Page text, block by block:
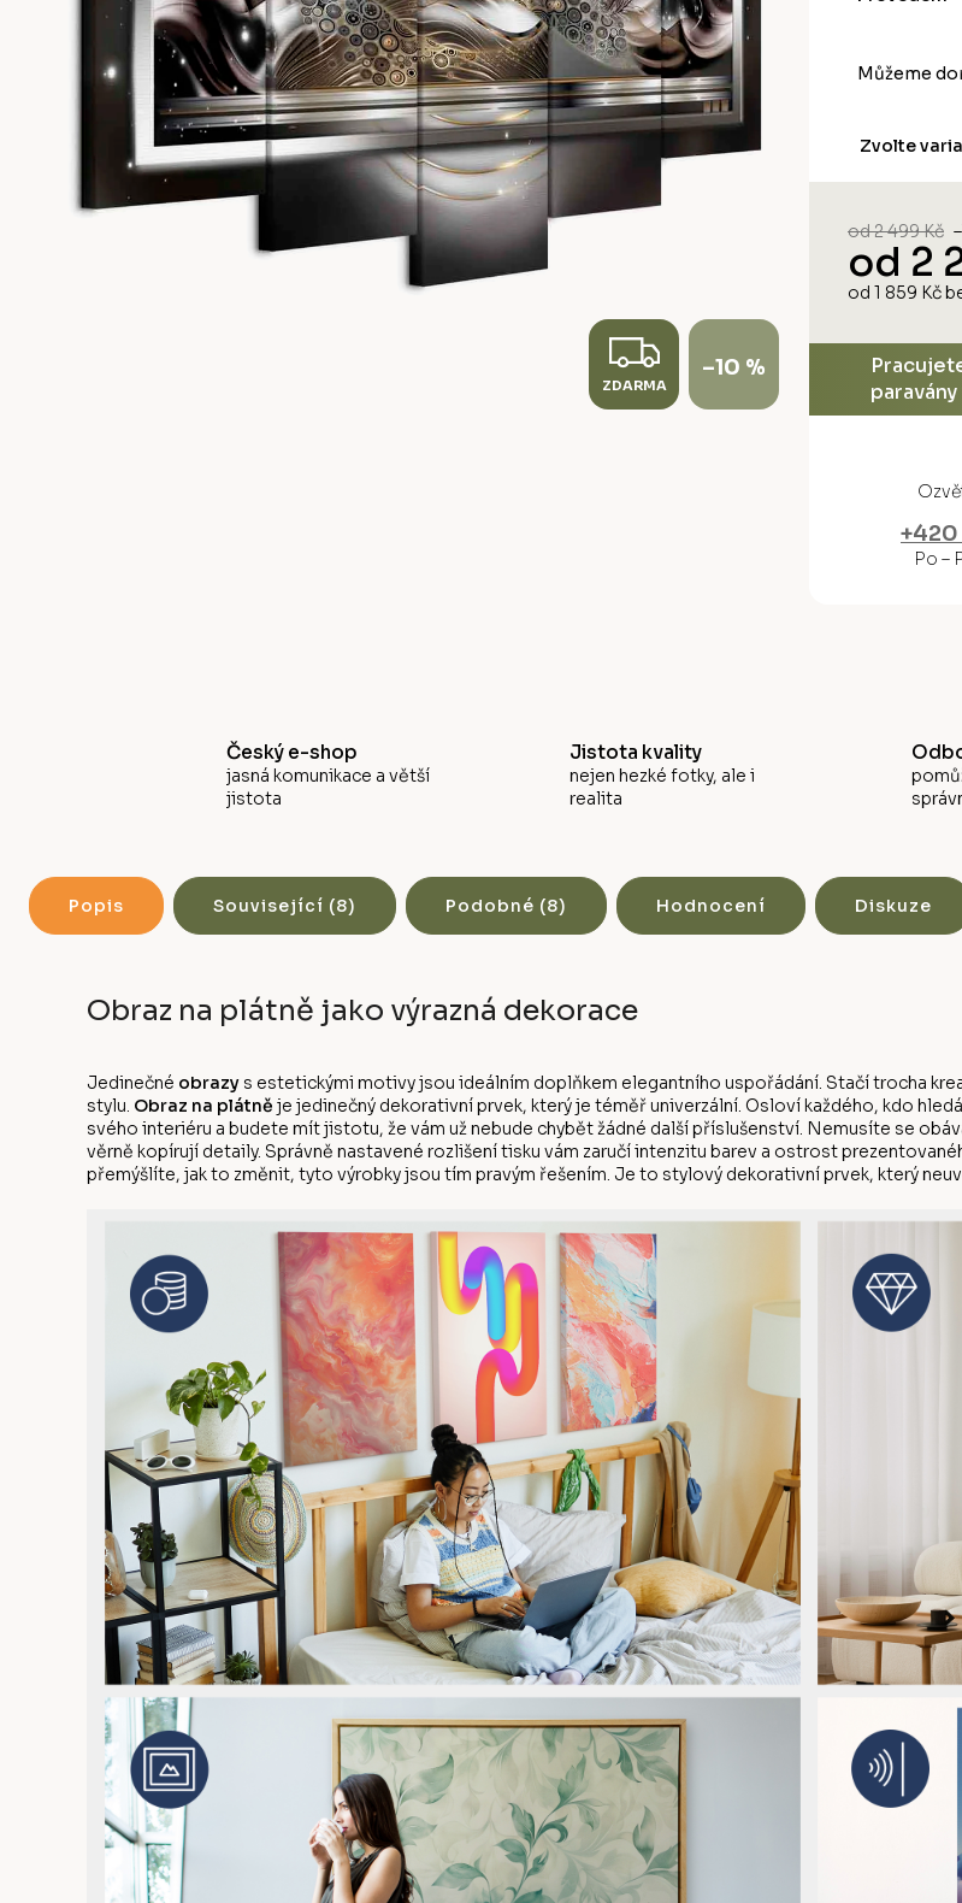
Můžeme
Zvolte
od 2 499 Kč
od 2
od 1 859 Kč
+420
Po –
Z
D
ZDARMA
–10 %
Český e-shop
jasná komunikace a větší
jistota
Jistota kvality
nejen hezké fotky, ale i
realita
Popis Související (8) Podobné (8) Hodnocení Diskuze
Obraz na plátně jako výrazná dekorace
Jedinečné obrazy s estetickými motivy jsou ideálním doplňkem elegantního uspořádání. Stačí trocha
stylu. Obraz na plátně je jedinečný dekorativní prvek, který je téměř univerzální. Osloví každého, kdo
svého interiéru a budete mít jistotu, že vám už nebude chybět žádné další příslušenství. Nemusíte se
věrně kopírují detaily. Správně nastavené rozlišení tisku vám zaručí intenzitu barev a ostrost
přemýšlíte, jak to změnit, tyto výrobky jsou tím pravým řešením. Je to stylový dekorativní prvek, který